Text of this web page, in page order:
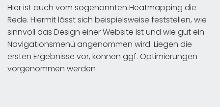
Hier ist auch vom sogenannten Heatmapping die
Rede. Hiermit lässt sich beispielsweise feststellen, wie
sinnvoll das Design einer Website ist und wie gut ein
Navigationsmenü angenommen wird. Liegen die
ersten Ergebnisse vor, können ggf. Optimierungen
vorgenommen werden